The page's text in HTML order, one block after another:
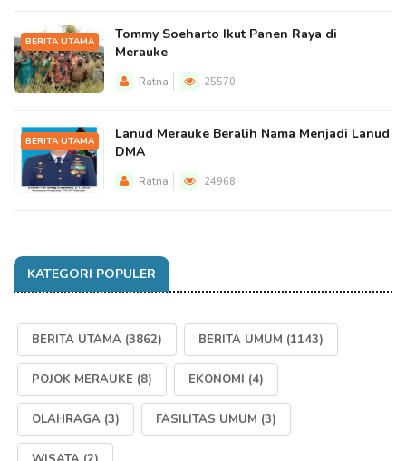
BERITA UTAMA
Tommy Soeharto Ikut Panen Raya di
Merauke
Ratna 25570
BERITA UTAMA
Lanud Merauke Beralih Nama Menjadi Lanud
DMA
Ratna 24968
KATEGORI POPULER
BERITA UTAMA (3862) BERITA UMUM (1143)
POJOK MERAUKE (8) EKONOMI (4)
OLAHRAGA (3) FASILITAS UMUM (3)